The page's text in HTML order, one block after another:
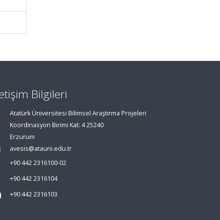
Bilgileri
Atatürk Üniversitesi Bilimsel Araştırma Projeleri
Koordinasyon Birimi Kat: 4 25240
Erzurum
avesis@atauni.edu.tr
+90 442 2316100-02
+90 442 2316104
+90 442 2316103